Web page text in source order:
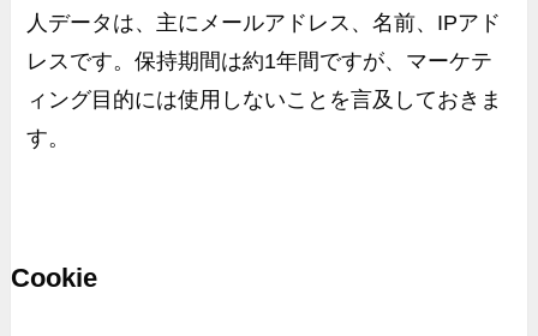
人データは、主にメールアドレス、名前、 IPアド
レスです。保持期間は約1年間ですが、マーケテ
ィング目的には使用しないことを言及しておきま
す。
Cookie